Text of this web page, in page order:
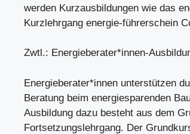
werden Kurzausbildungen wie das
Kurzlehrgang energie-führerschein
Zwtl.: Energieberater*innen-
Energieberater*innen unterstützen
Beratung beim energiesparenden
Ausbildung dazu besteht aus dem
Fortsetzungslehrgang. Der